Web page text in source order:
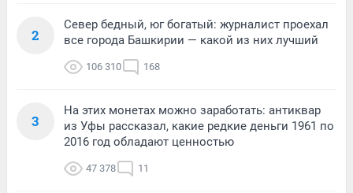
2
Север бедный, юг богатый: журналист проехал
все города Башкирии — какой из них лучший
106 310 168
3
На этих монетах можно заработать: антиквар
из Уфы рассказал, какие редкие деньги 1961 по
2016 год обладают ценностью
47 378 11